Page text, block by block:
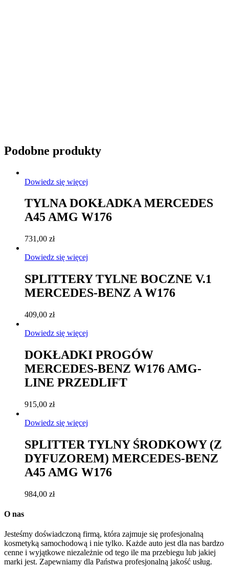
Podobne produkty
Dowiedz się więcej
TYLNA DOKŁADKA MERCEDES
A45 AMG W176
731,00 zł
Dowiedz się więcej
SPLITTERY TYLNE BOCZNE V.1
MERCEDES-BENZ A W176
409,00 zł
Dowiedz się więcej
DOKŁADKI PROGÓW
MERCEDES-BENZ W176 AMG-
LINE PRZEDLIFT
915,00 zł
Dowiedz się więcej
SPLITTER TYLNY ŚRODKOWY (Z
DYFUZOREM) MERCEDES-BENZ
A45 AMG W176
984,00 zł
O nas
Jesteśmy doświadczoną firmą, która zajmuje się profesjonalną
kosmetyką samochodową i nie tylko. Każde auto jest dla nas bardzo
cenne i wyjątkowe niezależnie od tego ile ma przebiegu lub jakiej
marki jest. Zapewniamy dla Państwa profesjonalną jakość usług.